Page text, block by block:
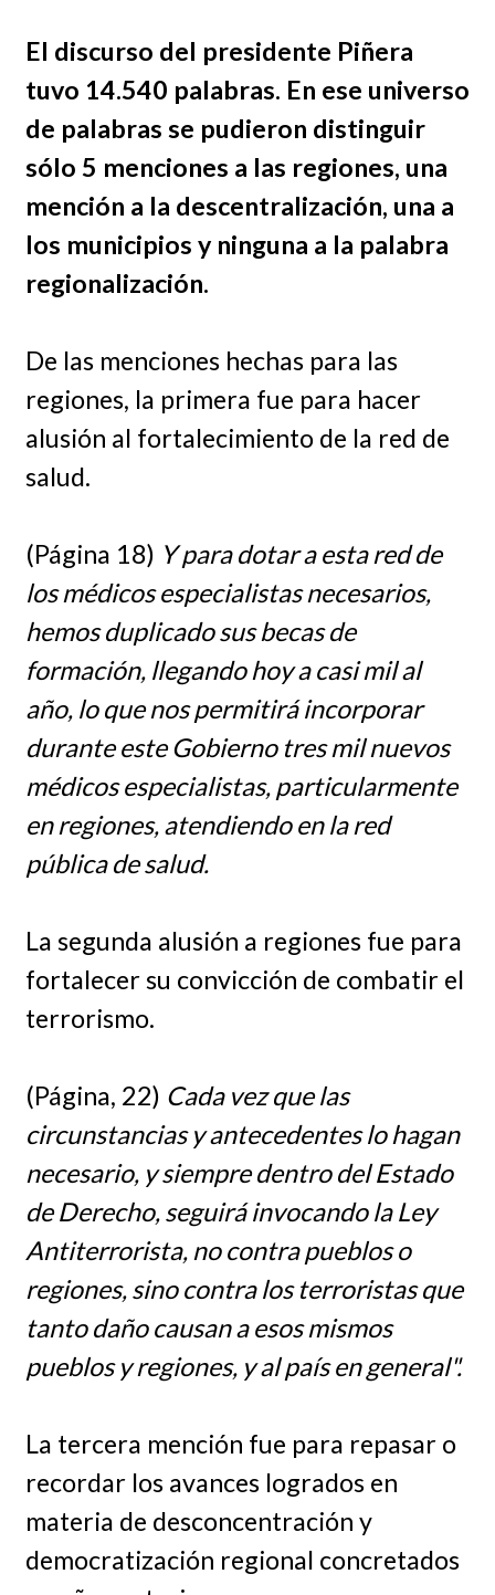
El discurso del presidente Piñera
tuvo 14.540 palabras. En ese universo
de palabras se pudieron distinguir
sólo 5 menciones a las regiones, una
mención a la descentralización, una a
los municipios y ninguna a la palabra
regionalización.
De las menciones hechas para las
regiones, la primera fue para hacer
alusión al fortalecimiento de la red de
salud.
(Página 18) Y para dotar a esta red de
los médicos especialistas necesarios,
hemos duplicado sus becas de
formación, llegando hoy a casi mil al
año, lo que nos permitirá incorporar
durante este Gobierno tres mil nuevos
médicos especialistas, particularmente
en regiones, atendiendo en la red
pública de salud.
La segunda alusión a regiones fue para
fortalecer su convicción de combatir el
terrorismo.
(Página, 22) Cada vez que las
circunstancias y antecedentes lo hagan
necesario, y siempre dentro del Estado
de Derecho, seguirá invocando la Ley
Antiterrorista, no contra pueblos o
regiones, sino contra los terroristas que
tanto daño causan a esos mismos
pueblos y regiones, y al país en general".
La tercera mención fue para repasar o
recordar los avances logrados en
materia de desconcentración y
democratización regional concretados